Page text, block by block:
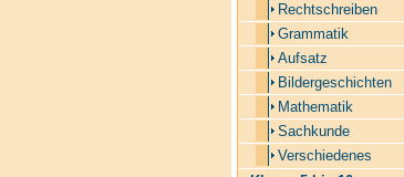
Rechtschreiben
Grammatik
Aufsatz
Bildergeschichten
Mathematik
Sachkunde
Verschiedenes